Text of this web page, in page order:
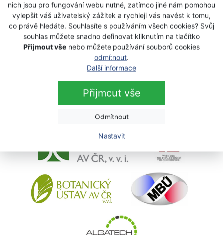
nich jsou pro fungování webu nutné, zatímco jiné nám pomohou
vylepšit váš uživatelský zážitek a rychleji vás navést k tomu,
co právě hledáte. Souhlasíte s používáním všech cookies? Svůj
souhlas můžete snadno definovat kliknutím na tlačítko
Přijmout vše nebo můžete používání souborů cookies
odmítnout.
Další informace
Přijmout vše
Odmítnout
Nastavit
Výzkumné organizace